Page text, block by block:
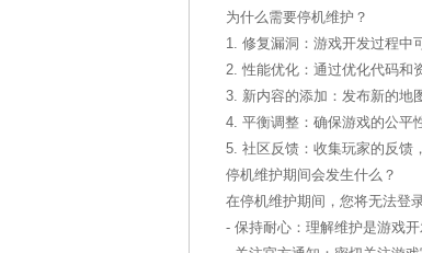
为什么需要停机维护？
1. 修复漏洞：游戏开发过程中
2. 性能优化：通过优化代码和
3. 新内容的添加：发布新的地
4. 平衡调整：确保游戏的公平
5. 社区反馈：收集玩家的反馈
停机维护期间会发生什么？
在停机维护期间，您将无法登
- 保持耐心：理解维护是游戏